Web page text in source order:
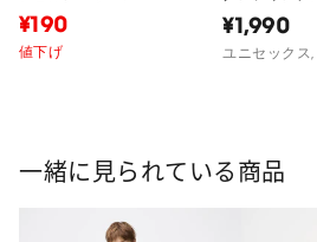
¥190
値下げ
¥1,990
ユニセックス
一緒に見られている商品